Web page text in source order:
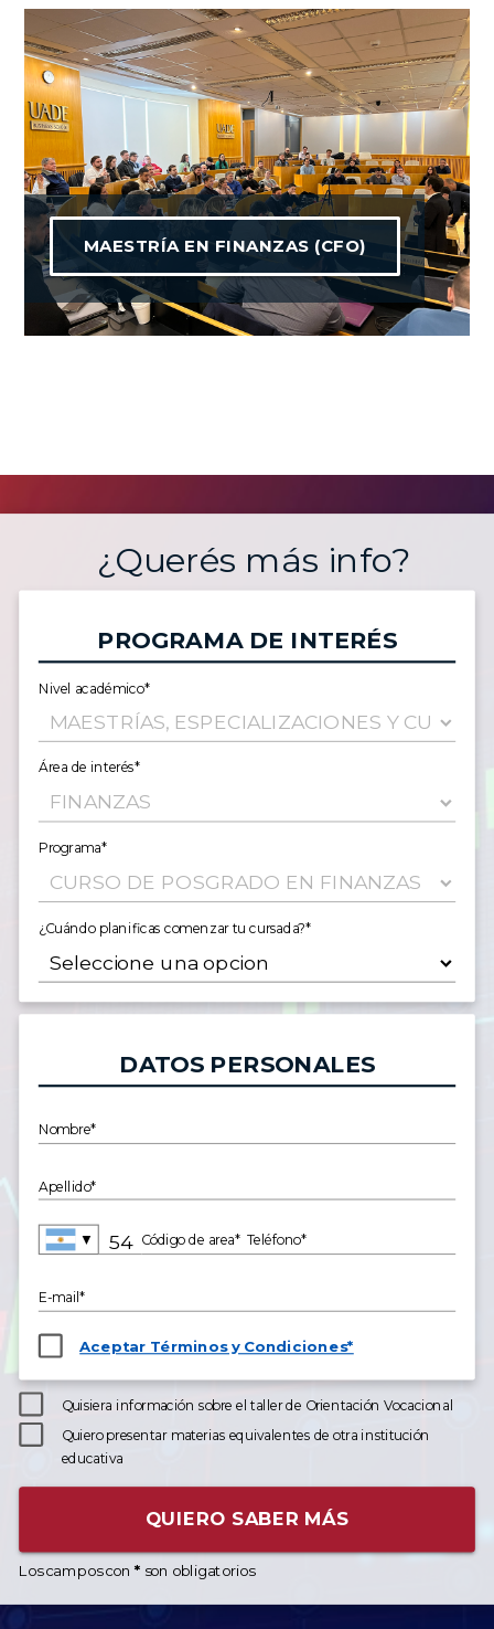
MAESTRÍA EN FINANZAS (CFO)
¿Querés más info?
PROGRAMA DE INTERÉS
Nivel académico*
Área de interés*
Programa*
¿Cuándo planificas comenzar tu cursada?*
DATOS PERSONALES
Nombre*
Apellido*
▼ Código de area* Teléfono*
E-mail*
Aceptar Términos y Condiciones*
Quisiera información sobre el taller de Orientación Vocacional
Quiero presentar materias equivalentes de otra institución
educativa
QUIERO SABER MÁS
Los campos con * son obligatorios